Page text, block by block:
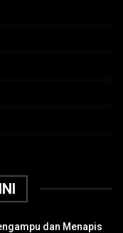
dan Menapis